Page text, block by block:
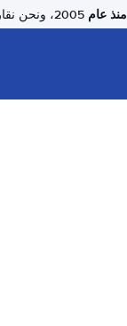
منذ عام